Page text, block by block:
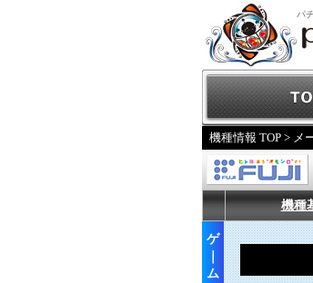
パ
機種情報 TOP > メ
機種
ゲ
ム